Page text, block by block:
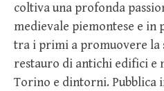
coltiva una profonda
medievale piemontese e in
tra i primi a promuovere la
restauro di antichi edifici e
Torino e dintorni. Pubblica